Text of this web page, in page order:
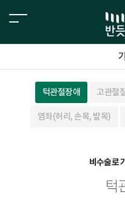
턱관절장애 고관절
염좌(허리, 손목, 발목)
비수술로
턱